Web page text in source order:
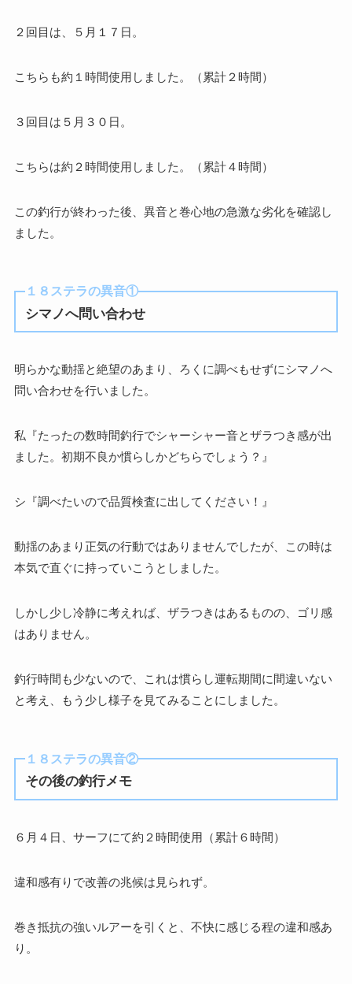
２回目は、５月１７日。
こちらも約１時間使用しました。（累計２時間）
３回目は５月３０日。
こちらは約２時間使用しました。（累計４時間）
この釣行が終わった後、異音と巻心地の急激な劣化を確認し
ました。
１８ステラの異音①
シマノへ問い合わせ
明らかな動揺と絶望のあまり、ろくに調べもせずにシマノへ
問い合わせを行いました。
私『たったの数時間釣行でシャーシャー音とザラつき感が出
ました。初期不良か慣らしかどちらでしょう？』
シ『調べたいので品質検査に出してください！』
動揺のあまり正気の行動ではありませんでしたが、この時は
本気で直ぐに持っていこうとしました。
しかし少し冷静に考えれば、ザラつきはあるものの、ゴリ感
はありません。
釣行時間も少ないので、これは慣らし運転期間に間違いない
と考え、もう少し様子を見てみることにしました。
１８ステラの異音②
その後の釣行メモ
６月４日、サーフにて約２時間使用（累計６時間）
違和感有りで改善の兆候は見られず。
巻き抵抗の強いルアーを引くと、不快に感じる程の違和感あ
り。